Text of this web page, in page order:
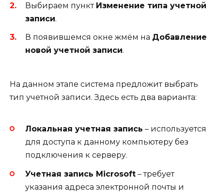
Выбираем пункт Изменение типа учетной
записи.
В появившемся окне жмём на Добавление
новой учетной записи.
На данном этапе система предложит выбрать
тип учетной записи. Здесь есть два варианта:
Локальная учетная запись – используется
для доступа к данному компьютеру без
подключения к серверу.
Учетная запись Microsoft – требует
указания адреса электронной почты и